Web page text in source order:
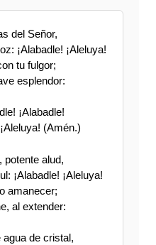
del Señor,
¡Alabadle! ¡Aleluya!
tu fulgor;
esplendor:
¡Alabadle!
(Amén.)
alud,
¡Alabadle! ¡Aleluya!
amanecer;
al extender:
de cristal,